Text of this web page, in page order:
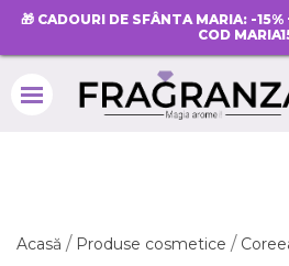
🎁 CADOURI DE SFÂNTA MARIA: -
COD
Acasă Produse cosmetice